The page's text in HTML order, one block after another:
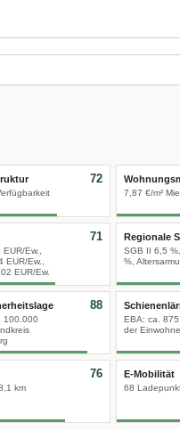
72
7,87 €/m²
Ew.,
Ew.,
EUR/Ew.
71 Regionale
SGB II 6,5
%,
100.000
88
EBA: ca.
der
km
76 E-Mobilität
68